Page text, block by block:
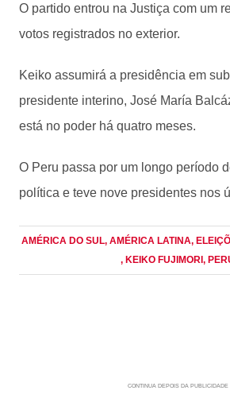
O partido entrou na Justiça com um
votos registrados no exterior.
Keiko assumirá a presidência em
presidente interino, José María
está no poder há quatro meses.
O Peru passa por um longo período
política e teve nove presidentes nos
AMÉRICA DO SUL, AMÉRICA LATINA,
, KEIKO FUJIMORI,